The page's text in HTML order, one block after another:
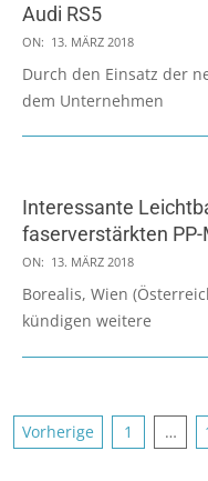
Audi RS5
2018-
03-
13
ON: 13. MÄRZ 2018
Durch den Einsatz der
dem Unternehmen
Interessante
faserverstärkten
2018-
03-
13
ON: 13. MÄRZ 2018
Borealis, Wien
kündigen weitere
Vorherige 1 …